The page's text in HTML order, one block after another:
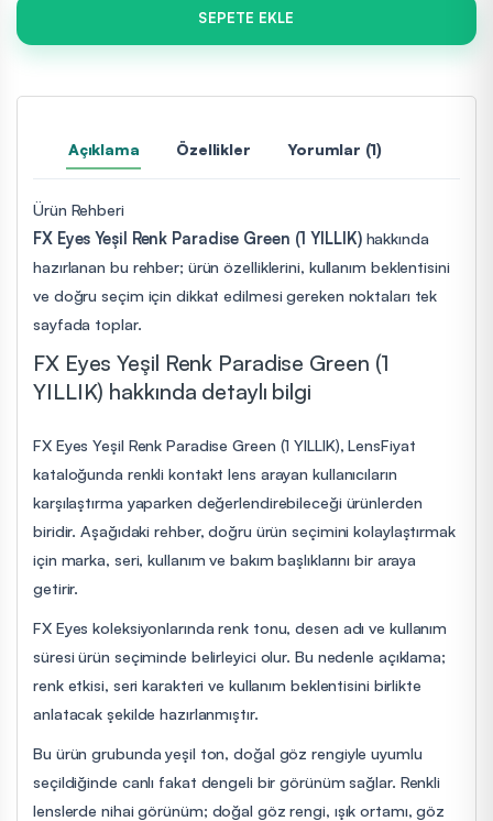
SEPETE EKLE
Açıklama Özellikler Yorumlar (1)
Ürün Rehberi
FX Eyes Yeşil Renk Paradise Green (1 YILLIK)hakkında
hazırlanan bu rehber; ürün özelliklerini, kullanım beklentisini
ve doğru seçim için dikkat edilmesi gereken noktaları tek
sayfada toplar.
FX Eyes Yeşil Renk Paradise Green (1
YILLIK) hakkında detaylı bilgi
FX Eyes Yeşil Renk Paradise Green (1 YILLIK), LensFiyat
kataloğunda renkli kontakt lens arayan kullanıcıların
karşılaştırma yaparken değerlendirebileceği ürünlerden
biridir. Aşağıdaki rehber, doğru ürün seçimini kolaylaştırmak
için marka, seri, kullanım ve bakım başlıklarını bir araya
getirir.
FX Eyes koleksiyonlarında renk tonu, desen adı ve kullanım
süresi ürün seçiminde belirleyici olur. Bu nedenle açıklama;
renk etkisi, seri karakteri ve kullanım beklentisini birlikte
anlatacak şekilde hazırlanmıştır.
Bu ürün grubunda yeşil ton, doğal göz rengiyle uyumlu
seçildiğinde canlı fakat dengeli bir görünüm sağlar. Renkli
lenslerde nihai görünüm; doğal göz rengi, ışık ortamı, göz